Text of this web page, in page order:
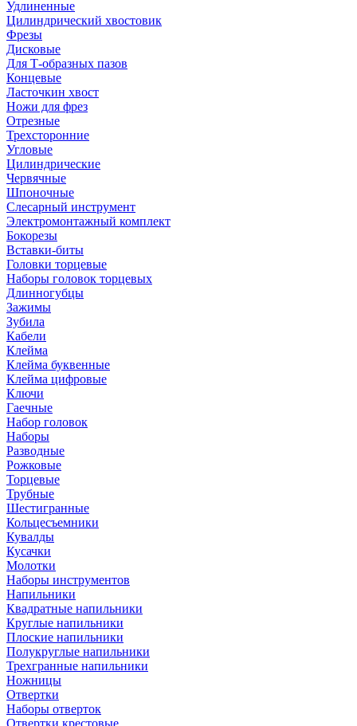
Удлиненные
Цилиндрический хвостовик
Фрезы
Дисковые
Для Т-образных пазов
Концевые
Ласточкин хвост
Ножи для фрез
Отрезные
Трехсторонние
Угловые
Цилиндрические
Червячные
Шпоночные
Слесарный инструмент
Электромонтажный комплект
Бокорезы
Вставки-биты
Головки торцевые
Наборы головок торцевых
Длинногубцы
Зажимы
Зубила
Кабели
Клейма
Клейма буквенные
Клейма цифровые
Ключи
Гаечные
Набор головок
Наборы
Разводные
Рожковые
Торцевые
Трубные
Шестигранные
Кольцесъемники
Кувалды
Кусачки
Молотки
Наборы инструментов
Напильники
Квадратные напильники
Круглые напильники
Плоские напильники
Полукруглые напильники
Трехгранные напильники
Ножницы
Отвертки
Наборы отверток
Отвертки крестовые